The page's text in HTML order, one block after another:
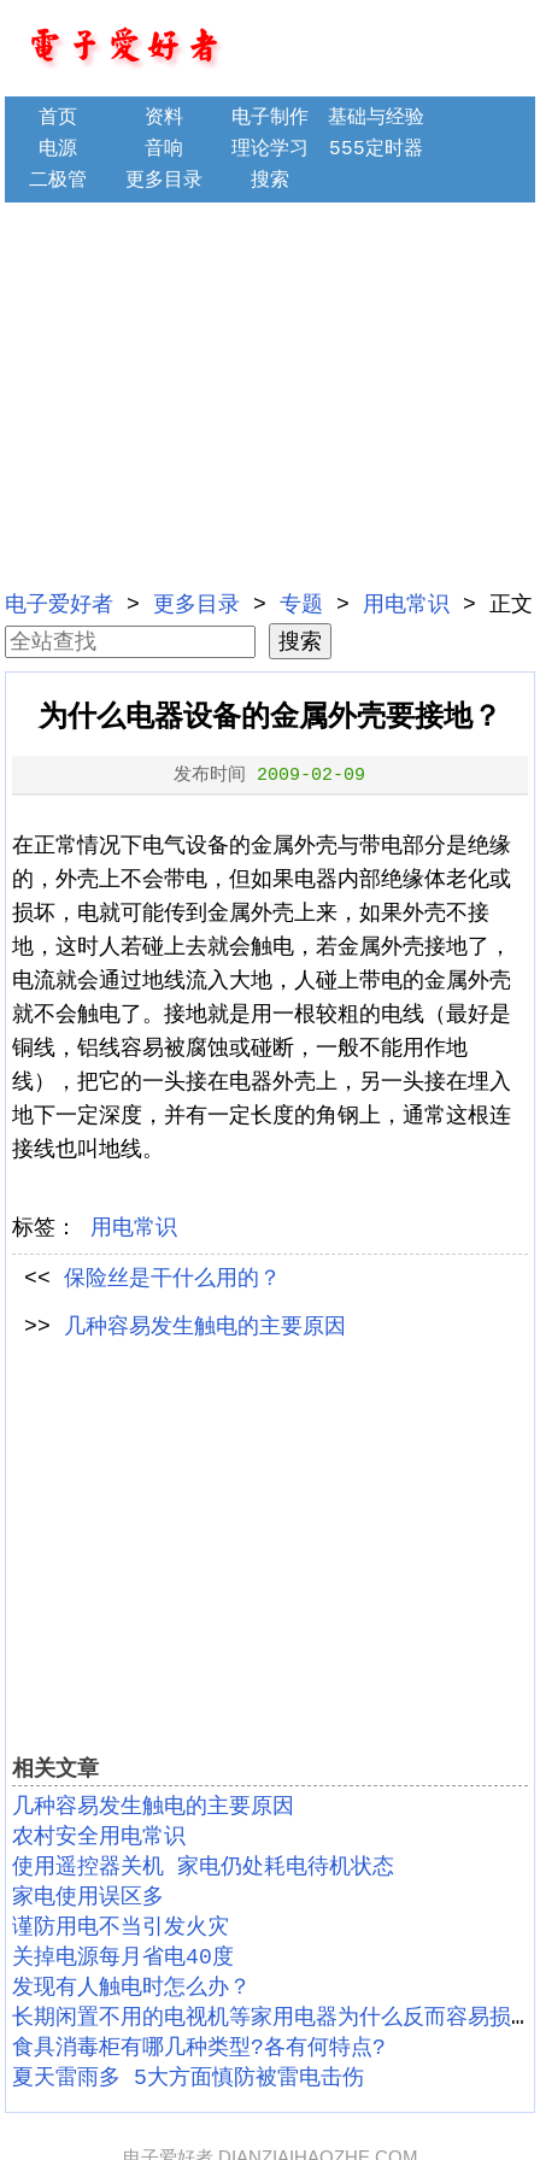
首页 资料 电子制作
基础与经验
电源
音响 理论学习
555定时器
二极管
更多目录 搜索
电子爱好者 > 更多目录 >专题 > 用电常识 > 正文
为什么电器设备的金属外壳要接地？
发布时间 2009-02-09
在正常情况下电气设备的金属外壳与带电部分是绝缘
的，外壳上不会带电，但如果电器内部绝缘体老化或
损坏，电就可能传到金属外壳上来，如果外壳不接
地，这时人若碰上去就会触电，若金属外壳接地了，
电流就会通过地线流入大地，人碰上带电的金属外壳
就不会触电了。接地就是用一根较粗的电线（最好是
铜线，铝线容易被腐蚀或碰断，一般不能用作地
线），把它的一头接在电器外壳上，另一头接在埋入
地下一定深度，并有一定长度的角钢上，通常这根连
接线也叫地线。
标签： 用电常识
<< 保险丝是干什么用的？
>>
几种容易发生触电的主要原因
相关文章
几种容易发生触电的主要原因
农村安全用电常识
使用遥控器关机 家电仍处耗电待机状态
家电使用误区多
谨防用电不当引发火灾
关掉电源每月省电40度
发现有人触电时怎么办？
长期闲置不用的电视机等家用电器为什么反而容易损坏?
食具消毒柜有哪几种类型?各有何特点?
夏天雷雨多 5大方面慎防被雷电击伤